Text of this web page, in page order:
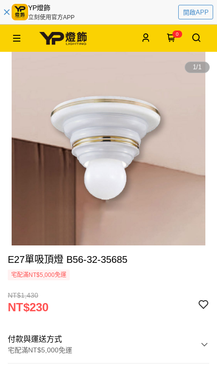
YP燈飾
立刻使用官方APP
開啟APP
0
1/1
E27單吸頂燈 B56-32-35685
宅配滿NT$5,000免運
NT$1,430
NT$230
付款與運送方式
宅配滿NT$5,000免運